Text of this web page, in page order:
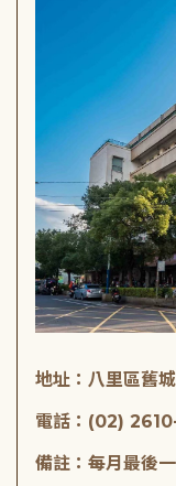
地址：八里區舊
電話：(02)
備註：每月最後